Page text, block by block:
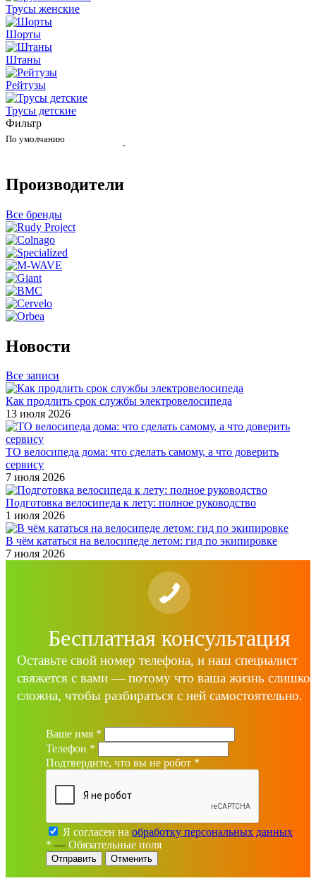
Трусы женские
Шорты
Штаны
Рейтузы
Трусы детские
Фильтр
По умолчанию
Производители
Все бренды
Новости
Все записи
Как продлить срок службы электровелосипеда
13 июля 2026
ТО велосипеда дома: что сделать самому, а что доверить
сервису
7 июля 2026
Подготовка велосипеда к лету: полное руководство
1 июля 2026
В чём кататься на велосипеде летом: гид по экипировке
7 июля 2026
Бесплатная консультация
Оставьте свой номер телефона, и наш специалист
свяжется с вами — потому что ваша жизнь
сложна, чтобы разбираться с ней самостоятельно.
Ваше имя *
Телефон *
Подтвердите, что вы не робот *
Я согласен на обработку персональных данных
* — Обязательные поля
Отменить